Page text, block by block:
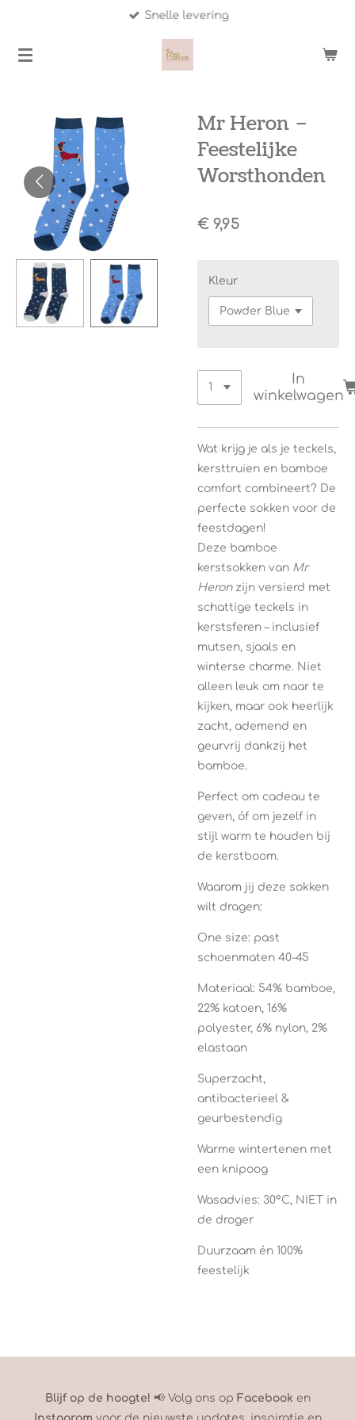
naar
Snelle levering
Mr Heron –
Feestelijke
Worsthonden
€ 9,95
Kleur
In
winkelwagen
Wat krijg je als je teckels,
kersttruien en bamboe
comfort combineert? De
perfecte sokken voor de
feestdagen!
Deze bamboe
kerstsokken van Mr
Heronzijn versierd met
schattige teckels in
kerstsferen – inclusief
mutsen, sjaals en
winterse charme. Niet
alleen leuk om naar te
kijken, maar ook heerlijk
zacht, ademend en
geurvrij dankzij het
bamboe.
Perfect om cadeau te
geven, óf om jezelf in
stijl warm te houden bij
de kerstboom.
Waarom jij deze sokken
wilt dragen:
One size: past
schoenmaten 40-45
Materiaal: 54% bamboe,
22% katoen, 16%
polyester, 6% nylon, 2%
elastaan
Superzacht,
antibacterieel &
geurbestendig
Warme wintertenen met
een knipoog
Wasadvies: 30°C, NIET in
de droger
Duurzaam én 100%
feestelijk
Blijf op de hoogte! 📢 Volg ons op Facebook en